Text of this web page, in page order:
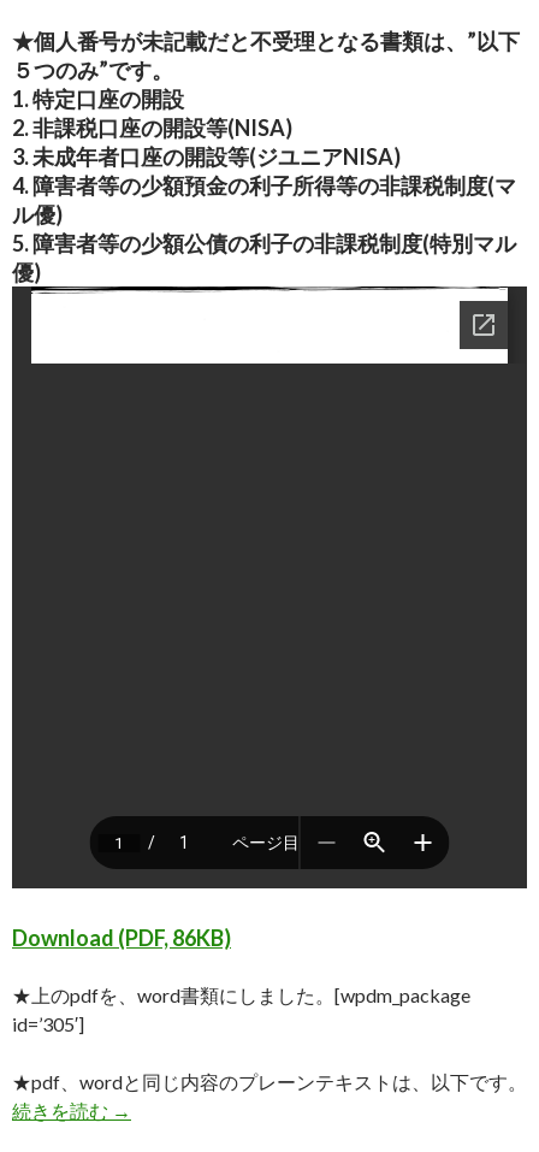
★個人番号が未記載だと不受理となる書類は、”以下
５つのみ”です。
1. 特定口座の開設
2. 非課税口座の開設等(NISA)
3. 未成年者口座の開設等(ジユニアNISA)
4. 障害者等の少額預金の利子所得等の非課税制度(マ
ル優)
5. 障害者等の少額公債の利子の非課税制度(特別マル
優)
Download (PDF, 86KB)
★上のpdfを、word書類にしました。[wpdm_package
id=’305′]
★pdf、wordと同じ内容のプレーンテキストは、以下です。
続きを読む これだけです！ 個人番号が未記載だと受取って
→